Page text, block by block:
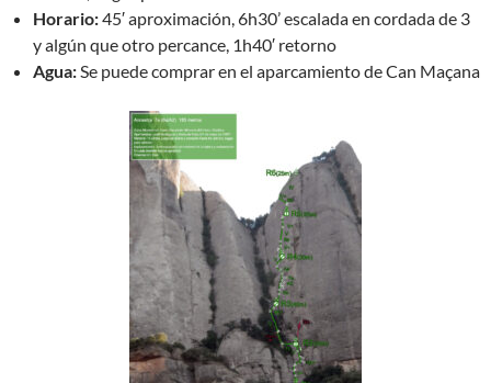
Horario:45′ aproximación, 6h30’ escalada en cordada de 3
y algún que otro percance, 1h40′ retorno
Agua:Se puede comprar en el aparcamiento de Can Maçana